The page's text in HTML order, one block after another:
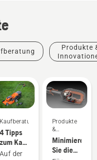
Produkte
Kaufberatung
4 Tipps
zum Kauf
eines
Auf der
Produkte
&
Innovationen
Minimieren
Sie die